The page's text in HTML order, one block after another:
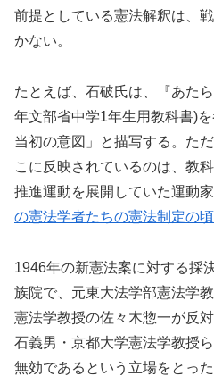
前提としている憲法解釈は、
かない。
たとえば、石破氏は、『あた
年文部省中学1年生用教科書)
当初の意図」と描写する。た
こに反映されているのは、教
推進運動を展開していた運動
の憲法学者たちの憲法制定の頃
1946年の新憲法案に対する採
族院で、元東大法学部憲法学
憲法学教授の佐々木惣一が反
石義男・京都大学憲法学教授
無効であるという立場をとった